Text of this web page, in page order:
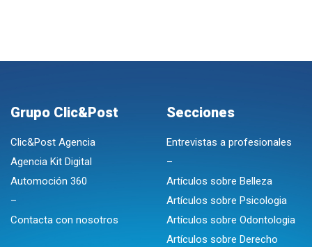
Grupo Clic&Post
Clic&Post Agencia
Agencia Kit Digital
Automoción 360
–
Contacta con nosotros
Secciones
Entrevistas a profesionales
–
Artículos sobre Belleza
Artículos sobre Psicologia
Artículos sobre Odontologia
Artículos sobre Derecho